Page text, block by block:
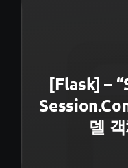
[Flask] –
델